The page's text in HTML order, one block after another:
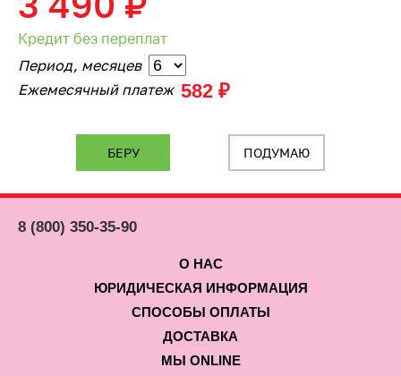
Кредит без переплат
Период, месяцев
Ежемесячный платеж 582 ₽
ПОДУМАЮ
8 (800) 350-35-90
О НАС
ЮРИДИЧЕСКАЯ ИНФОРМАЦИЯ
СПОСОБЫ ОПЛАТЫ
ДОСТАВКА
МЫ ONLINE